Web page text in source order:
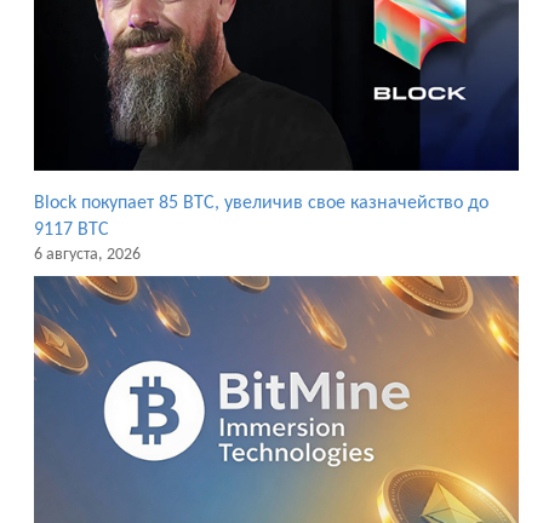
Block покупает 85 BTC, увеличив свое казначейство до
9117 BTC
6 августа, 2026